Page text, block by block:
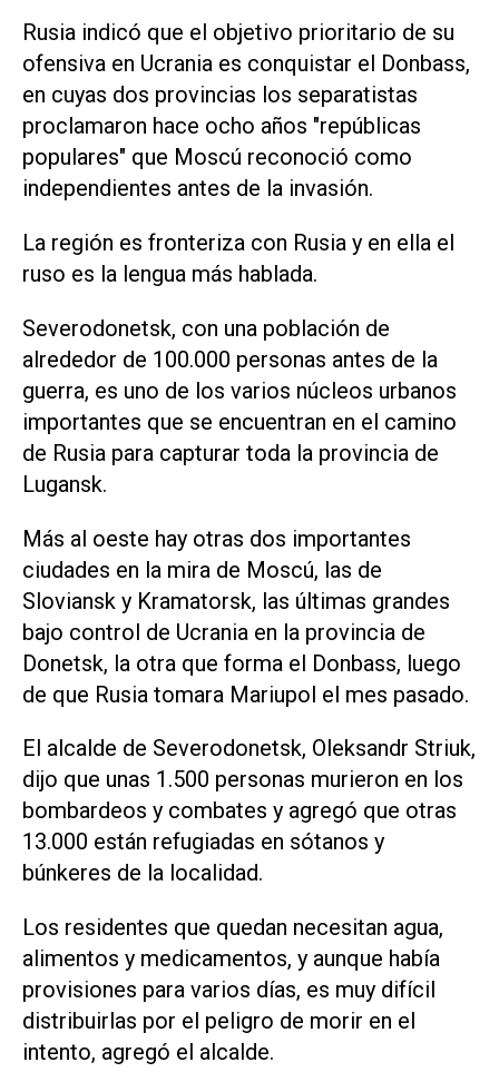
Rusia indicó que el objetivo prioritario de su
ofensiva en Ucrania es conquistar el Donbass,
en cuyas dos provincias los separatistas
proclamaron hace ocho años "repúblicas
populares" que Moscú reconoció como
independientes antes de la invasión.
La región es fronteriza con Rusia y en ella el
ruso es la lengua más hablada.
Severodonetsk, con una población de
alrededor de 100.000 personas antes de la
guerra, es uno de los varios núcleos urbanos
importantes que se encuentran en el camino
de Rusia para capturar toda la provincia de
Lugansk.
Más al oeste hay otras dos importantes
ciudades en la mira de Moscú, las de
Sloviansk y Kramatorsk, las últimas grandes
bajo control de Ucrania en la provincia de
Donetsk, la otra que forma el Donbass, luego
de que Rusia tomara Mariupol el mes pasado.
El alcalde de Severodonetsk, Oleksandr Striuk,
dijo que unas 1.500 personas murieron en los
bombardeos y combates y agregó que otras
13.000 están refugiadas en sótanos y
búnkeres de la localidad.
Los residentes que quedan necesitan agua,
alimentos y medicamentos, y aunque había
provisiones para varios días, es muy difícil
distribuirlas por el peligro de morir en el
intento, agregó el alcalde.